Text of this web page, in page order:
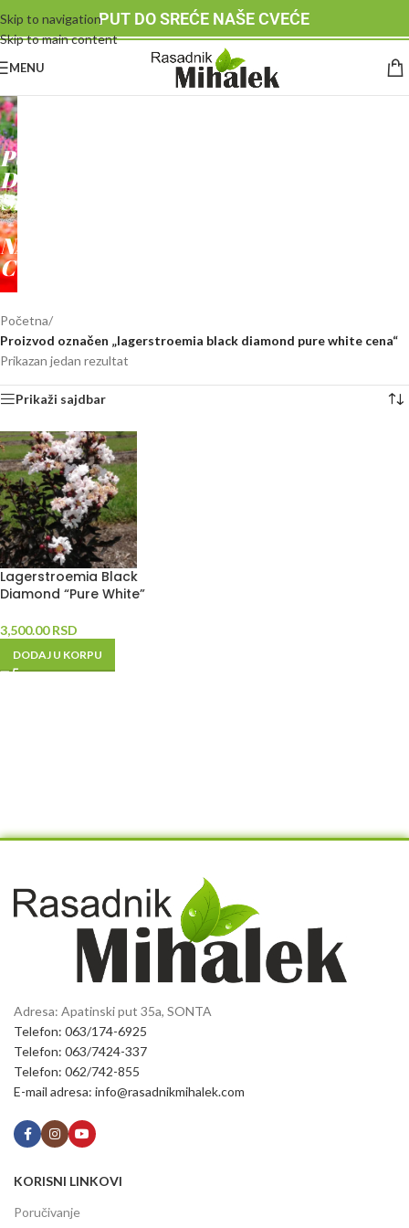
Skip to navigation
Skip to main content
PUT DO SREĆE NAŠE CVEĆE
MENU
RASADNIK
MIHALEK
PUT
DO
SREĆE
-
NAŠE
CVEĆE
Početna/
Proizvod označen „lagerstroemia black diamond pure white cena“
Prikazan jedan rezultat
Prikaži sajdbar
Lagerstroemia Black
Diamond “Pure White”
3,500.00RSD
DODAJ U KORPU
Adresa: Apatinski put 35a, SONTA
Telefon: 063/174-6925
Telefon: 063/7424-337
Telefon: 062/742-855
E-mail adresa: info@rasadnikmihalek.com
KORISNI LINKOVI
Poručivanje